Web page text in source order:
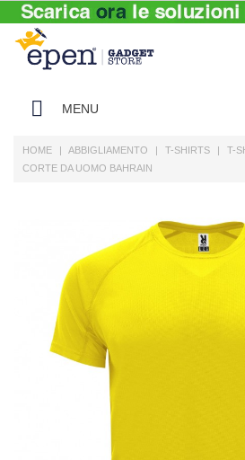
MENU
HOME ABBIGLIAMENTO T-SHIRTS
T-
CORTE DA UOMO BAHRAIN